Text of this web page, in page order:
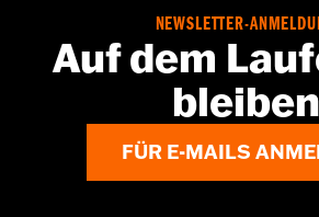
Herkunft:
Importiert
NEWSLETTER-
Auf dem
bleiben
FÜR E-MAILS